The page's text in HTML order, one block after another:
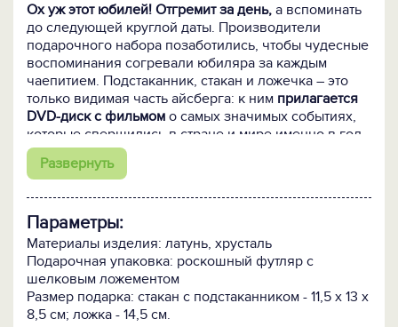
Ох уж этот юбилей! Отгремит за день, а вспоминать
до следующей круглой даты. Производители
подарочного набора позаботились, чтобы чудесные
воспоминания согревали юбиляра за каждым
чаепитием. Подстаканник, стакан и ложечка – это
только видимая часть айсберга: к ним прилагается
DVD-диск с фильмом о самых значимых событиях,
которые свершились в стране и мире именно в год
рождения виновника торжества!
центре которой, конечно же, памятная дата "55 лет"
и надпись "С юбилеем". Чайная ложка из
нержавеющей стали оформлена в том же стиле.
Торжественному тону чайной церемонии
соответствует и стакан из хрусталя с нарезкой.
Яркой юбилейной символикой декорирована
Развернуть
Параметры:
Материалы изделия: латунь, хрусталь
Подарочная упаковка: роскошный футляр с
шелковым ложементом
Размер подарка: стакан с подстаканником - 11,5 х 13 х
8,5 см; ложка - 14,5 см.